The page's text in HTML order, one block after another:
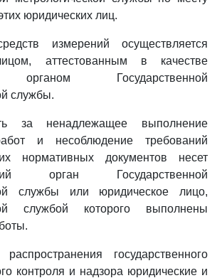
юридических лиц.
измерений осуществляется
аттестованным в качестве
органом Государственной
службы.
за ненадлежащее выполнение
и несоблюдение требований
нормативных документов несет
орган Государственной
службы или юридическое лицо,
службой которого выполнены
государственного
контроля и надзора юридические и